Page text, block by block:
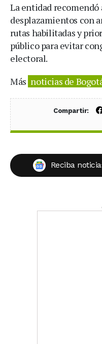
La entidad recomendó
desplazamientos con
rutas habilitadas y
público para evitar
electoral.
Más noticias de
Compartir:
Reciba